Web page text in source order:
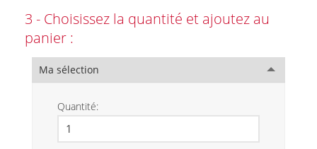
3 - Choisissez la quantité et ajoutez au
panier :
Ma sélection
Quantité: